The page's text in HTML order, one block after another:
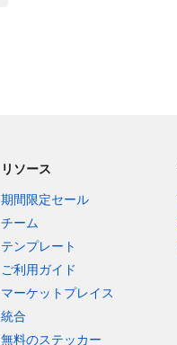
リソース
期間限定セール
チーム
テンプレート
ご利用ガイド
マーケットプレイス
統合
無料のステッカー